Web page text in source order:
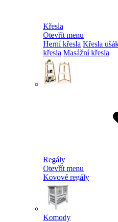
Křesla
Otevřít menu
Herní křesla Křesla
křesla Masážní křesla
Regály
Otevřít menu
Kovové regály
Komody